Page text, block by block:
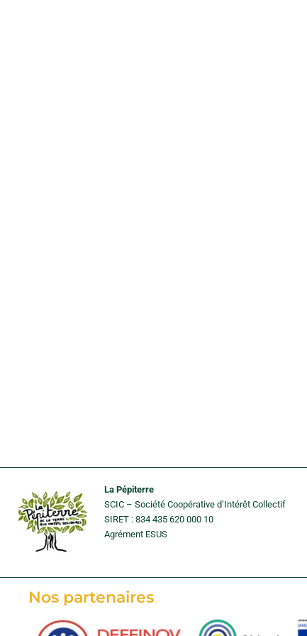
La Pépiterre
SCIC – Société Coopérative d’Intérêt Collectif
SIRET : 834 435 620 000 10
Agrément ESUS
Nos partenaires